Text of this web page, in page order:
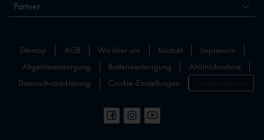
Partner
Sitemap AGB Wir über uns Kontakt
Impressum
Altgeräteentsorgung
Batterieentsorgung
Altölrücknahme
Datenschutzerklärung
Cookie-Einstellungen